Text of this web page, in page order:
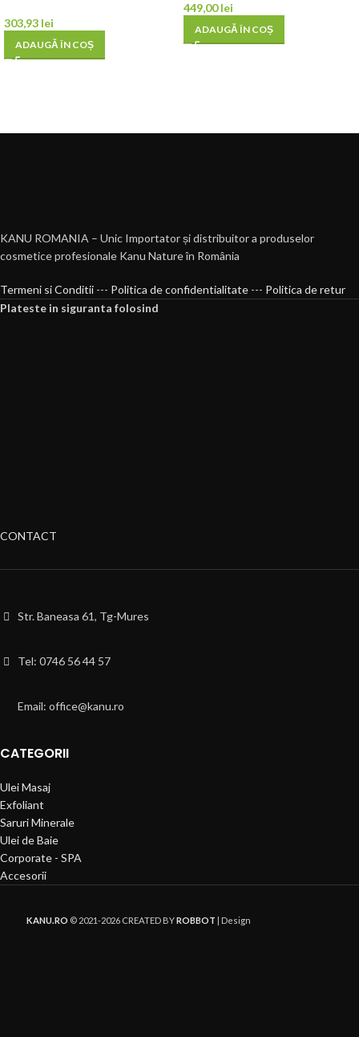
303,93 lei
ADAUGĂ ÎN COȘ
449,00lei
ADAUGĂ ÎN COȘ
KANU ROMANIA – Unic Importator și distribuitor a produselor
cosmetice profesionale Kanu Nature în România
Termeni si Conditii --- Politica de confidentialitate --- Politica de retur
Plateste in siguranta folosind
CONTACT
Str. Baneasa 61, Tg-Mures
Tel: 0746 56 44 57
Email: office@kanu.ro
CATEGORII
Ulei Masaj
Exfoliant
Saruri Minerale
Ulei de Baie
Corporate - SPA
Accesorii
KANU.RO © 2021-2026 CREATED BYROBBOT | Design